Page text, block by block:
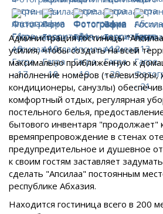
Администрация гостиницы
усилия, чтобы создать на всей
максимально приближенную к
наполнение номеров (телевизоры,
кондиционеры, санузлы)
комфортный отдых, регулярная
постельного белья,
бытового инвентаря "продолжает"
времяпрепровождение в стенах
предупредительное и душевное
к своим гостям заставляет
сделать "Апсилаа" постоянным
республике Абхазия.
Находится гостиница всего в 200